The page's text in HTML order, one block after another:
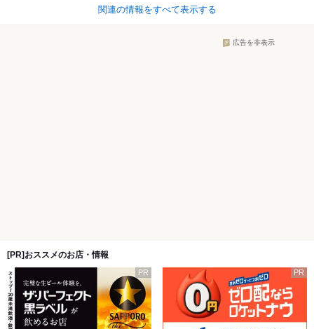
関連の情報をすべて表示する
広告を非表示
[PR]おススメのお店・情報
PR PR